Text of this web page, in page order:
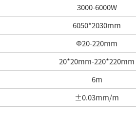
3000-6000W
6050*2030mm
Φ20-220mm
20*20mm-220*220mm
6m
±0.03mm/m